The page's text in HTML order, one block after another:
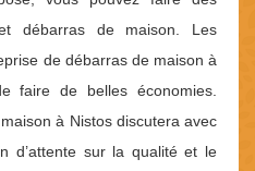
débarras de maison. Les
de débarras de maison à
faire de belles économies.
à Nistos discutera avec
d’attente sur la qualité et le